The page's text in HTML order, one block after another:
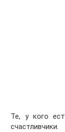
Те, у кого